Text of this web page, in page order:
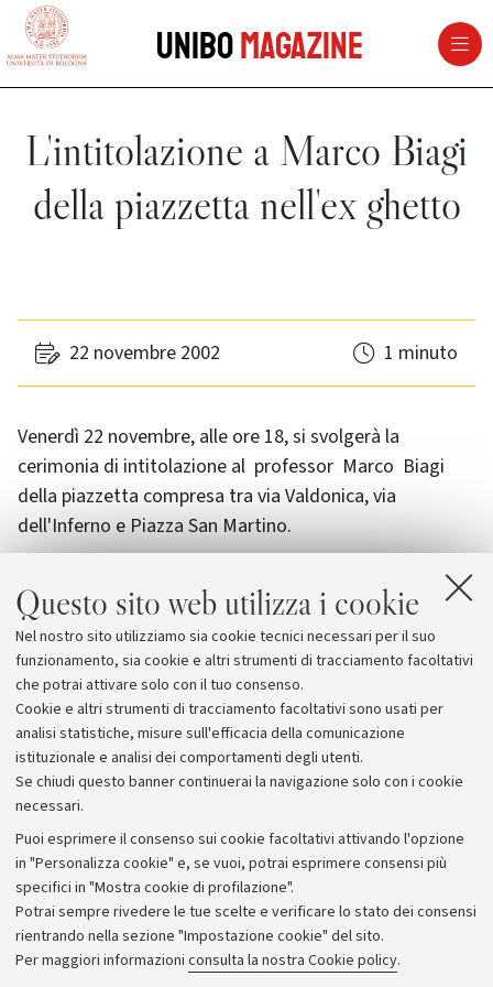
Questo sito web utilizza i cookie
Nel nostro sito utilizziamo sia cookie tecnici necessari per il suo
funzionamento, sia cookie e altri strumenti di tracciamento facoltativi
che potrai attivare solo con il tuo consenso.
Cookie e altri strumenti di tracciamento facoltativi sono usati per
analisi statistiche, misure sull'efficacia della comunicazione
istituzionale e analisi dei comportamenti degli utenti.
Se chiudi questo banner continuerai la navigazione solo con i cookie
necessari.
Puoi esprimere il consenso sui cookie facoltativi attivando l'opzione
in "Personalizza cookie" e, se vuoi, potrai esprimere consensi più
specifici in "Mostra cookie di profilazione".
Potrai sempre rivedere le tue scelte e verificare lo stato dei consensi
rientrando nella sezione "Impostazione cookie" del sito.
Per maggiori informazioni consulta la nostra Cookie policy.
vai al contenuto della pagina
UniboMagazine
L'intitolazione a Marco Biagi
della piazzetta nell'ex ghetto
22 novembre 2002 1 minuto
Venerdì 22 novembre, alle ore 18, si svolgerà la
cerimonia di intitolazione al professor Marco Biagi
della piazzetta compresa tra via Valdonica, via
dell'Inferno e Piazza San Martino.
Alla cerimonia interverranno il Presidente della
Camera, on. Pier Ferdinando Casini, il Sindaco Giorgio
Guazzaloca. Saranno inoltre presenti le autorità civili,
militari e i rappresentanti delle Università di Bologna e
di Modena.
Archivio
Comunicati stampa
Redazione
Rassegna stampa